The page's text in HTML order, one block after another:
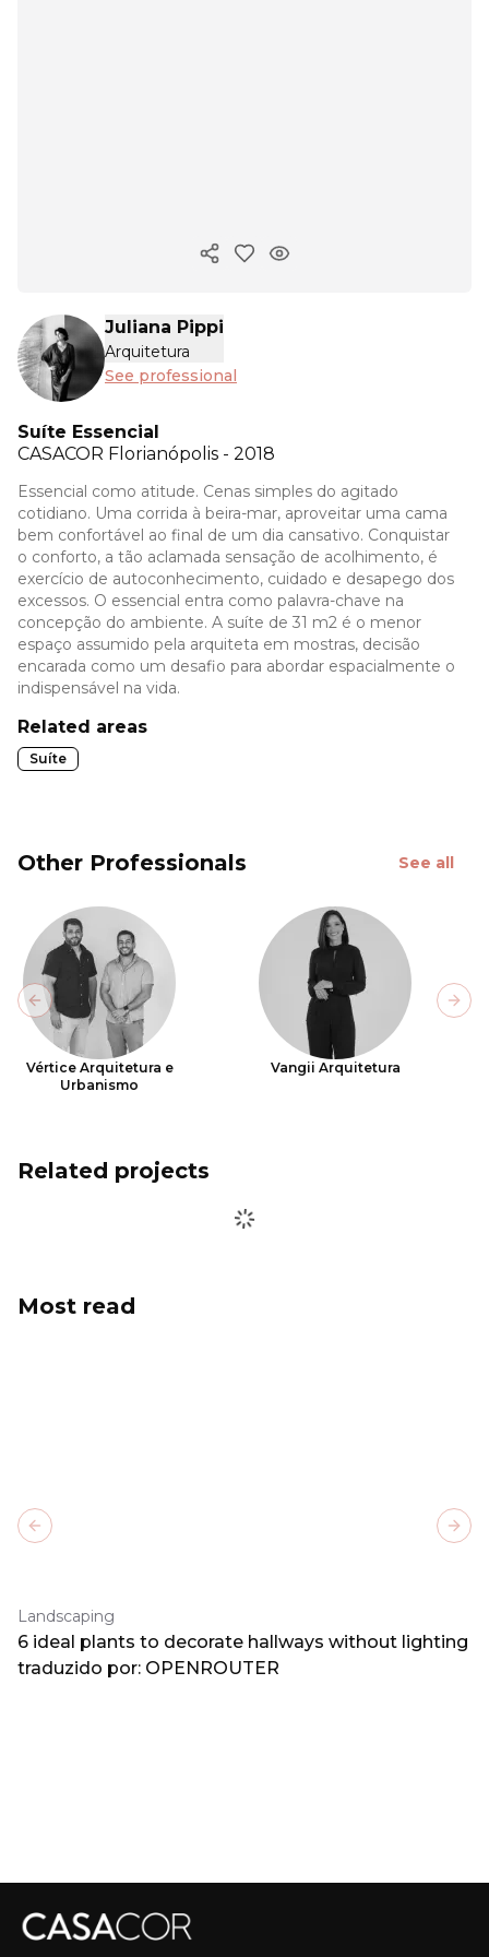
Copy ink
Juliana Pippi
Arquitetura
See professional
Suíte Essencial
CASACOR Florianópolis - 2018
Essencial como atitude. Cenas simples do agitado
cotidiano. Uma corrida à beira-mar, aproveitar uma cama
bem confortável ao final de um dia cansativo. Conquistar
o conforto, a tão aclamada sensação de acolhimento, é
exercício de autoconhecimento, cuidado e desapego dos
excessos. O essencial entra como palavra-chave na
concepção do ambiente. A suíte de 31 m2 é o menor
espaço assumido pela arquiteta em mostras, decisão
encarada como um desafio para abordar espacialmente o
indispensável na vida.
Related areas
Suíte
Other Professionals See all
Vértice Arquitetura e
Urbanismo
Vangii Arquitetura
Previous slide
Related projects
Most read
Landscaping
6 ideal plants to decorate hallways without lighting
traduzido por: OPENROUTER
Previous slide